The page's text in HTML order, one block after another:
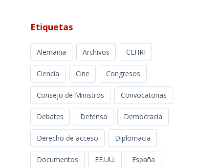
Etiquetas
Alemania Archivos CEHRI
Ciencia Cine Congresos
Consejo de Ministros Convocatorias
Debates Defensa Democracia
Derecho de acceso Diplomacia
Documentos EE.UU. España